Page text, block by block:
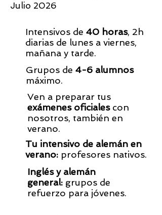
Julio 2026
Intensivos de 40 horas, 2h
diarias de lunes a viernes,
mañana y tarde.
Grupos de 4-6 alumnos
máximo.
Ven a preparar tus
exámenes oficialescon
nosotros, también en
verano.
Tu intensivo de alemán en
verano: profesores nativos.
Inglés y alemán
general: grupos de
refuerzo para jóvenes.